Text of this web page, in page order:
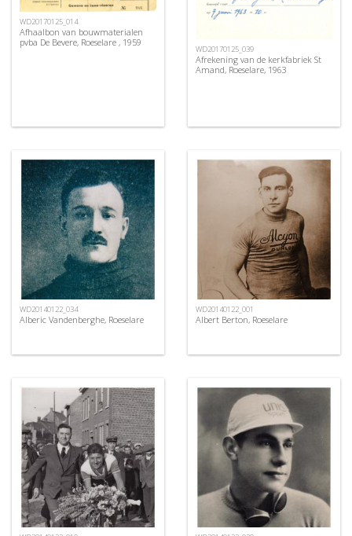
WD20170125_014
Afhaalbon van bouwmaterialen
pvba De Bevere, Roeselare , 1959
WD20170125_039
Afrekening van de kerkfabriek St
Amand, Roeselare, 1963
WD20140122_034
Alberic Vandenberghe, Roeselare
WD20140122_001
Albert Berton, Roeselare